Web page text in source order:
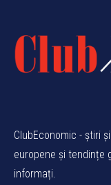
ClubEconomic - știri
europene și tendințe
informați.